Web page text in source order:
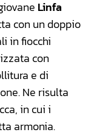
Linfa
con un doppio
in fiocchi
con
e di
Ne risulta
in cui i
armonia.